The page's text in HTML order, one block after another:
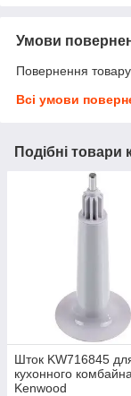
Умови
Повернення
Всі умови
Подібні товари
Шток KW716845
кухонного комбайна
Kenwood